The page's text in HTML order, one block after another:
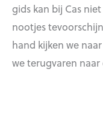
gids kan bij Cas
nootjes
hand kijken we
we terugvaren naar